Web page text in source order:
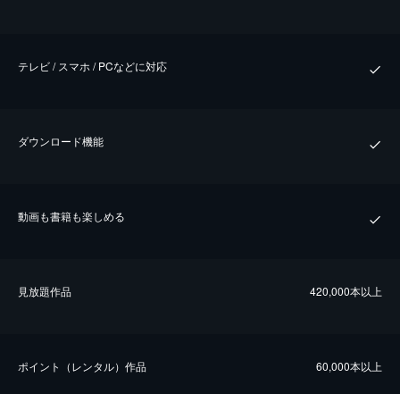
テレビ / スマホ / PCなどに対応
ダウンロード機能
動画も書籍も楽しめる
⾒放題作品 420,000本以上
ポイント（レンタル）作品 60,000本以上